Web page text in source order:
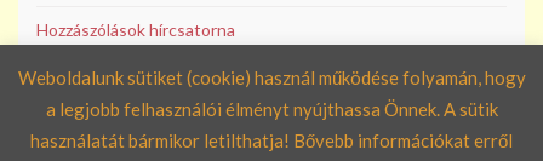
Hozzászólások hírcsatorna
WordPress Magyarország
Weboldalunk sütiket (cookie) használ működése folyamán, hogy
a legjobb felhasználói élményt nyújthassa Önnek. A sütik
használatát bármikor letilthatja! Bővebb információkat erről